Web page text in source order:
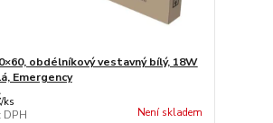
obdélníkový vestavný bílý, 18W
Emergency
/ks
DPH Není skladem